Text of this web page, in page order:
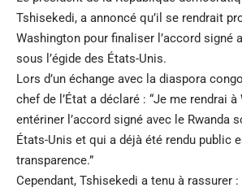
Tshisekedi, a annoncé qu’il se rendrait
Washington pour finaliser l’accord signé
sous l’égide des États-Unis.
Lors d’un échange avec la diaspora
chef de l’État a déclaré : “Je me rendrai
entériner l’accord signé avec le Rwanda
États-Unis et qui a déjà été rendu public
transparence.”
Cependant, Tshisekedi a tenu à rassurer :